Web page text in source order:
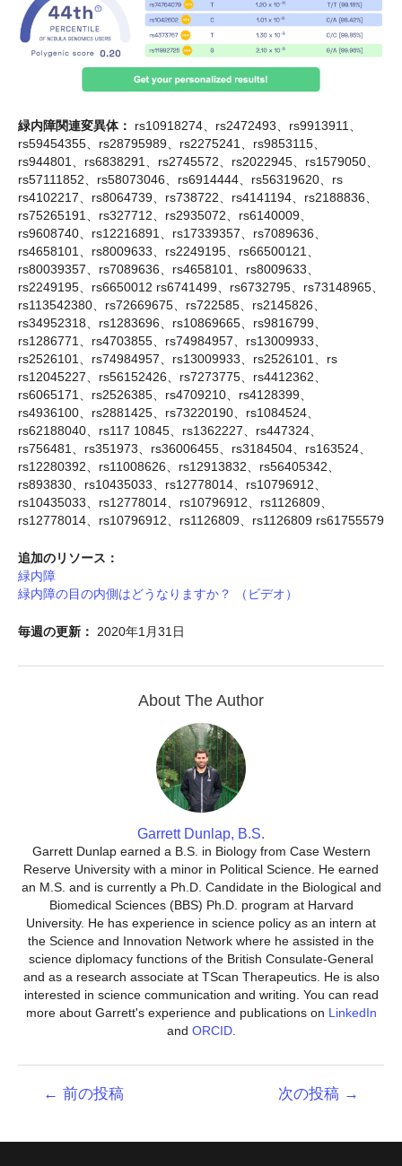
緑内障関連変異体：
rs10918274、rs2472493、rs9913911、
rs59454355、rs28795989、rs2275241、rs9853115、
rs944801、rs6838291、rs2745572、rs2022945、rs1579050、
rs57111852、rs58073046、rs6914444、rs56319620、rs
rs4102217、rs8064739、rs738722、rs4141194、rs2188836、
rs75265191、rs327712、rs2935072、rs6140009、
rs9608740、rs12216891、rs17339357、rs7089636、
rs4658101、rs8009633、rs2249195、rs66500121、
rs80039357、rs7089636、rs4658101、rs8009633、
rs2249195、rs6650012 rs6741499、rs6732795、rs73148965、
rs113542380、rs72669675、rs722585、rs2145826、
rs34952318、rs1283696、rs10869665、rs9816799、
rs1286771、rs4703855、rs74984957、rs13009933、
rs2526101、rs74984957、rs13009933、rs2526101、rs
rs12045227、rs56152426、rs7273775、rs4412362、
rs6065171、rs2526385、rs4709210、rs4128399、
rs4936100、rs2881425、rs73220190、rs1084524、
rs62188040、rs117 10845、rs1362227、rs447324、
rs756481、rs351973、rs36006455、rs3184504、rs163524、
rs12280392、rs11008626、rs12913832、rs56405342、
rs893830、rs10435033、rs12778014、rs10796912、
rs10435033、rs12778014、rs10796912、rs1126809、
rs12778014、rs10796912、rs1126809、rs1126809 rs61755579
追加のリソース：
緑内障
緑内障の目の内側はどうなりますか？ （ビデオ）
毎週の更新： 2020年1月31日
About The Author
Garrett Dunlap, B.S.
Garrett Dunlap earned a B.S. in Biology from Case Western
Reserve University with a minor in Political Science. He earned
an M.S. and is currently a Ph.D. Candidate in the Biological and
Biomedical Sciences (BBS) Ph.D. program at Harvard
University. He has experience in science policy as an intern at
the Science and Innovation Network where he assisted in the
science diplomacy functions of the British Consulate-General
and as a research associate at TScan Therapeutics. He is also
interested in science communication and writing. You can read
more about Garrett's experience and publications on LinkedIn
and ORCID.
ビ
← 前の投稿 次の投稿 →